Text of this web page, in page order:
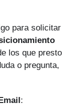
para solicitar
los que presto
o pregunta,
Email :